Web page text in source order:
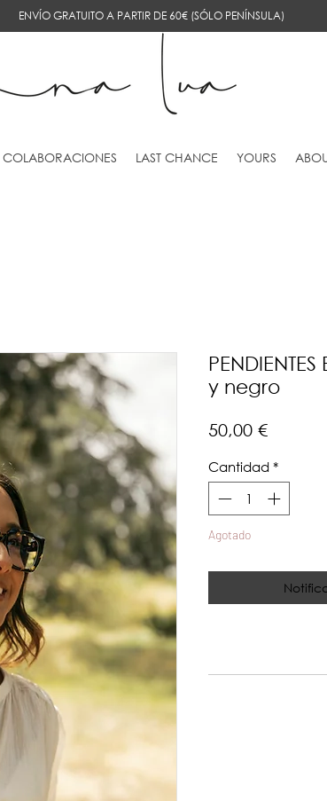
ENVÍO GRATUITO A PARTIR DE 60€ (SÓLO PENÍNSULA)
COLABORACIONES LAST CHANCE YOURS
y negro
50,00 €Precio
Cantidad *
Agotado